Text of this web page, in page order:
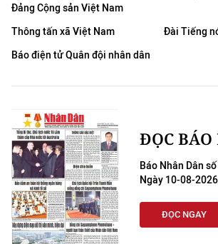
Đảng Cộng sản Việt Nam
Thông tấn xã Việt Nam
Đài Tiếng
Báo điện tử Quân đội nhân dân
ĐỌC BÁO
Báo Nhân Dân
Ngày 10-08-2026
ĐỌC NGAY